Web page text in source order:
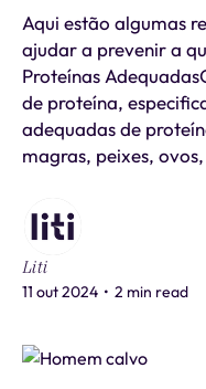
Aqui estão algumas
ajudar a prevenir a
Proteínas
de proteína,
adequadas de
magras, peixes,
Liti
11 out 2024 • 2 min read